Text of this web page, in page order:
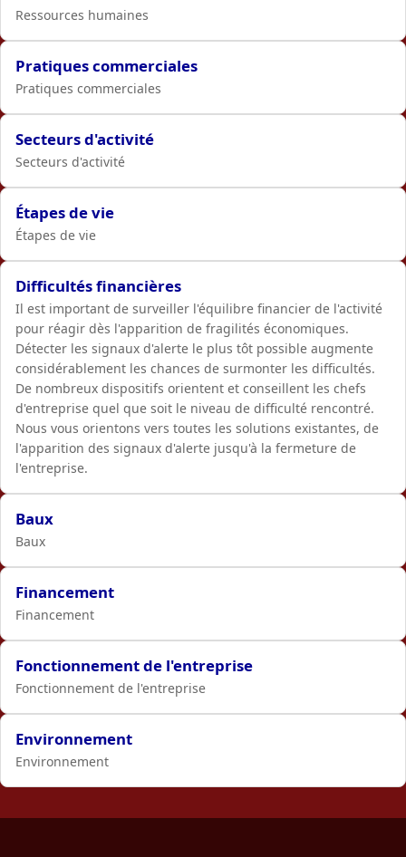
Ressources humaines
Pratiques commerciales
Pratiques commerciales
Secteurs d'activité
Secteurs d'activité
Étapes de vie
Étapes de vie
Difficultés financières
Il est important de surveiller l'équilibre financier de l'activité
pour réagir dès l'apparition de fragilités économiques.
Détecter les signaux d'alerte le plus tôt possible augmente
considérablement les chances de surmonter les difficultés.
De nombreux dispositifs orientent et conseillent les chefs
d'entreprise quel que soit le niveau de difficulté rencontré.
Nous vous orientons vers toutes les solutions existantes, de
l'apparition des signaux d'alerte jusqu'à la fermeture de
l'entreprise.
Baux
Baux
Financement
Financement
Fonctionnement de l'entreprise
Fonctionnement de l'entreprise
Environnement
Environnement